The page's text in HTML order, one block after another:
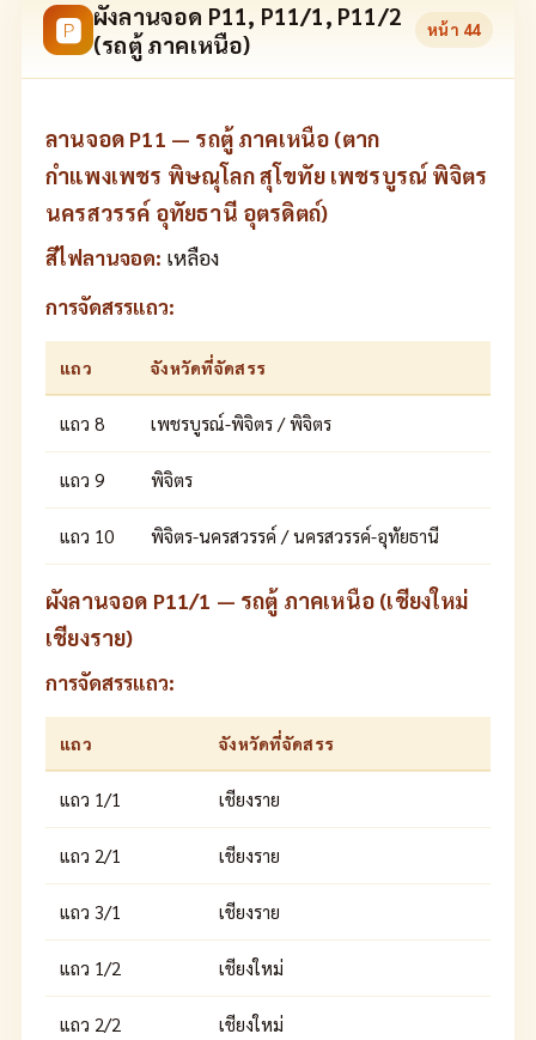
🅿 ผังลานจอด P11, P11/1, P11/2
(รถตู้ ภาคเหนือ)
หน้า 44
ลานจอด P11 — รถตู้ ภาคเหนือ (ตาก
กำแพงเพชร พิษณุโลก สุโขทัย เพชรบูรณ์ พิจิตร
นครสวรรค์ อุทัยธานี อุตรดิตถ์)
สีไฟลานจอด: เหลือง
การจัดสรรแถว:
แถว จังหวัดที่จัดสรร
แถว 8 เพชรบูรณ์-พิจิตร / พิจิตร
แถว 9 พิจิตร
แถว 10 พิจิตร-นครสวรรค์ / นครสวรรค์-อุทัยธานี
ผังลานจอด P11/1 — รถตู้ ภาคเหนือ (เชียงใหม่
เชียงราย)
การจัดสรรแถว:
แถว จังหวัดที่จัดสรร
แถว 1/1 เชียงราย
แถว 2/1 เชียงราย
แถว 3/1 เชียงราย
แถว 1/2 เชียงใหม่
แถว 2/2 เชียงใหม่